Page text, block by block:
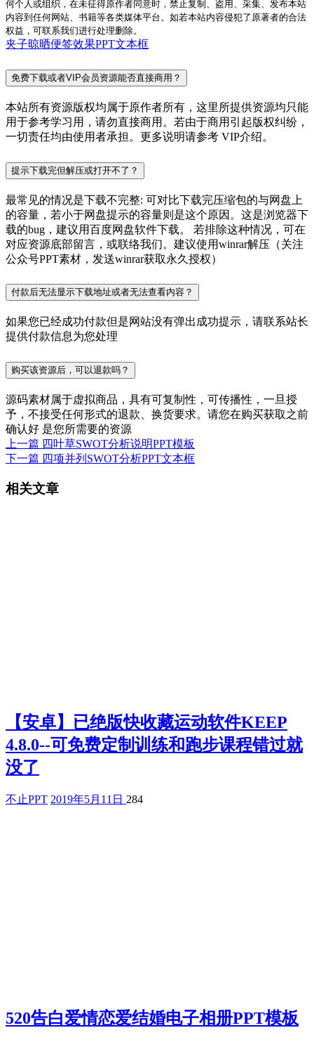
何个人或组织，在未征得原作者同意时，禁止复制、盗用、采集、发布本站
内容到任何网站、书籍等各类媒体平台。如若本站内容侵犯了原著者的合法
权益，可联系我们进行处理删除。
夹子晾晒便签效果PPT文本框
免费下载或者VIP会员资源能否直接商用？
本站所有资源版权均属于原作者所有，这里所提供资源均只能
用于参考学习用，请勿直接商用。若由于商用引起版权纠纷，
一切责任均由使用者承担。更多说明请参考 VIP介绍。
提示下载完但解压或打开不了？
最常见的情况是下载不完整: 可对比下载完压缩包的与网盘上
的容量，若小于网盘提示的容量则是这个原因。这是浏览器下
载的bug，建议用百度网盘软件下载。 若排除这种情况，可在
对应资源底部留言，或联络我们。建议使用winrar解压（关注
公众号PPT素材，发送winrar获取永久授权）
付款后无法显示下载地址或者无法查看内容？
如果您已经成功付款但是网站没有弹出成功提示，请联系站长
提供付款信息为您处理
购买该资源后，可以退款吗？
源码素材属于虚拟商品，具有可复制性，可传播性，一旦授
予，不接受任何形式的退款、换货要求。请您在购买获取之前
确认好 是您所需要的资源
上一篇 四叶草SWOT分析说明PPT模板
下一篇 四项并列SWOT分析PPT文本框
相关文章
【安卓】已绝版快收藏运动软件KEEP
4.8.0--可免费定制训练和跑步课程错过就
没了
不止PPT 2019年5月11日 284
520告白爱情恋爱结婚电子相册PPT模板